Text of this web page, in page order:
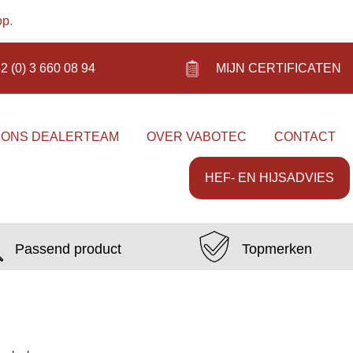
.
(0) 3 660 08 94 MIJN CERTIFICATEN
DEALERTEAM OVER VABOTEC CONTACT
HEF- EN HIJSADVIES
Passend product Topmerken